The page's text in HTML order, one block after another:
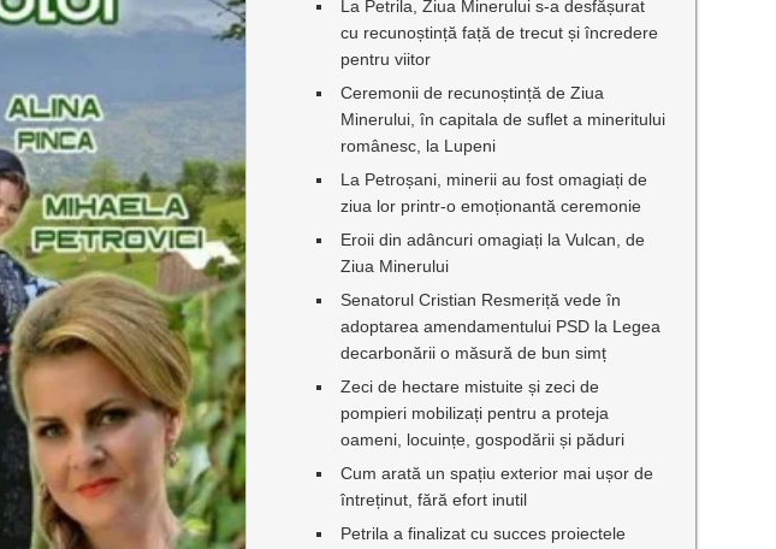
La Petrila, Ziua Minerului s-a desfășurat
cu recunoștință față de trecut și încredere
pentru viitor
Ceremonii de recunoștință de Ziua
Minerului, în capitala de suflet a mineritului
românesc, la Lupeni
La Petroșani, minerii au fost omagiați de
ziua lor printr-o emoționantă ceremonie
Eroii din adâncuri omagiați la Vulcan, de
Ziua Minerului
Senatorul Cristian Resmeriță vede în
adoptarea amendamentului PSD la Legea
decarbonării o măsură de bun simț
Zeci de hectare mistuite și zeci de
pompieri mobilizați pentru a proteja
oameni, locuințe, gospodării și păduri
Cum arată un spațiu exterior mai ușor de
întreținut, fără efort inutil
Petrila a finalizat cu succes proiectele